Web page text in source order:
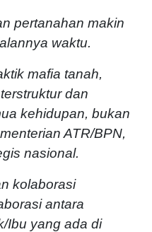
pertanahan makin
waktu.
mafia tanah,
dan
kehidupan, bukan
ATR/BPN,
nasional.
kolaborasi
antara
Ibu yang ada di